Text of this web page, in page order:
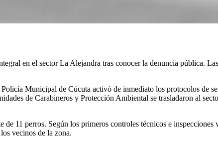
en el sector La Alejandra tras conocer la denuncia pública.
Municipal de Cúcuta activó de inmediato los protocolos de
de Carabineros y Protección Ambiental se trasladaron al
11 perros. Según los primeros controles técnicos e
vecinos de la zona.